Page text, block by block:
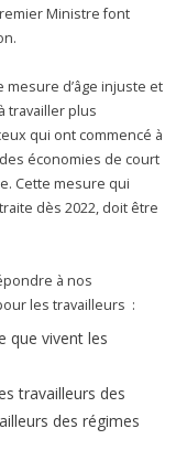
Ministre font
d’âge injuste et
travailler plus
qui ont commencé à
économies de court
Cette mesure qui
dès 2022, doit être
à nos
les travailleurs :
que vivent les
travailleurs des
des régimes